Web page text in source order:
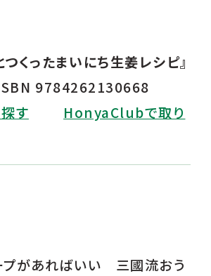
つくったまいにち生姜レシピ』
9784262130668
す
HonyaClubで取り
プがあればいい 三國流おう